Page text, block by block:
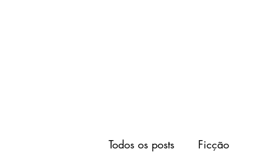
Todos os posts Ficção